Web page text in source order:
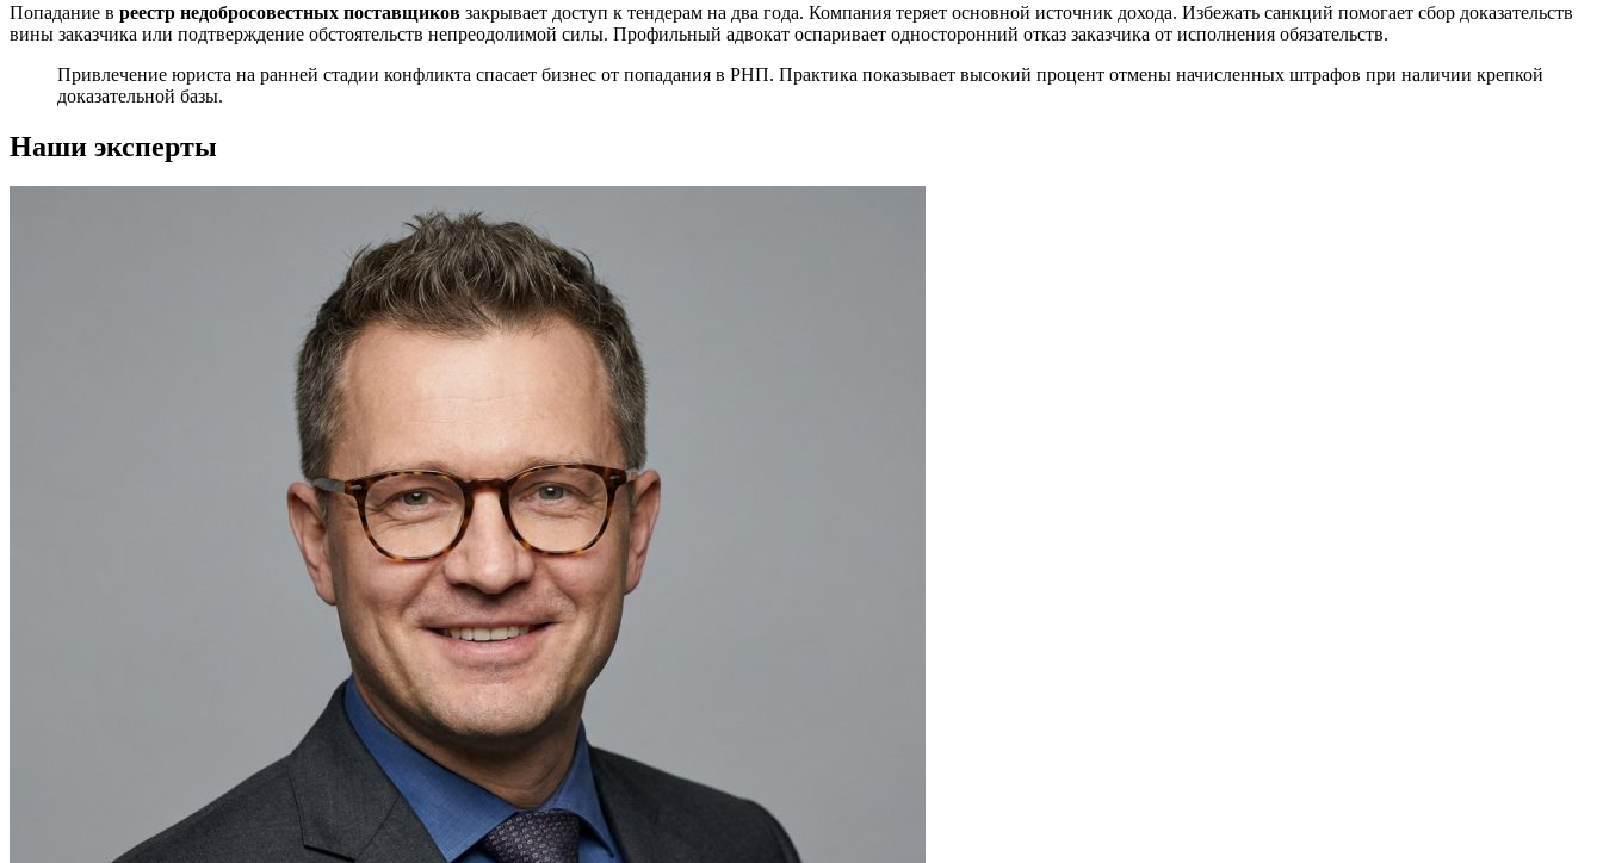
Попадание в реестр недобросовестных поставщиков закрывает доступ к тендерам на два года. Компания теряет основной источник дохода. Избежать санкций помогает сбор доказательств
вины заказчика или подтверждение обстоятельств непреодолимой силы. Профильный адвокат оспаривает односторонний отказ заказчика от исполнения обязательств.
Привлечение юриста на ранней стадии конфликта спасает бизнес от попадания в РНП. Практика показывает высокий процент отмены начисленных штрафов при наличии крепкой
доказательной базы.
Наши эксперты